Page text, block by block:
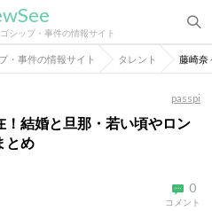
シップ・事件の情報サイト
・事件の情報サイト タレント 藤崎奈
passpi
！結婚と旦那・若い頃やロン
とめ
0
コメント